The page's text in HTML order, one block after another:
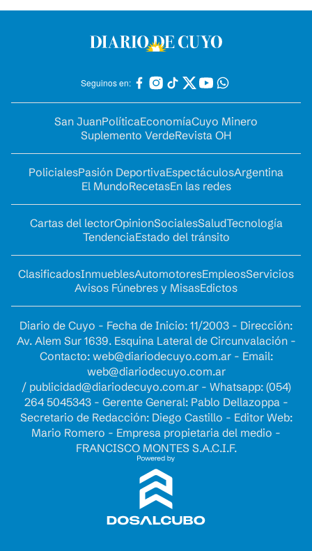
Seguinos en:
San JuanPolíticaEconomíaCuyo Minero
Suplemento VerdeRevista OH
PolicialesPasión DeportivaEspectáculosArgentina
El MundoRecetasEn las redes
Cartas del lectorOpinionSocialesSaludTecnología
TendenciaEstado del tránsito
ClasificadosInmueblesAutomotoresEmpleosServicios
Avisos Fúnebres y MisasEdictos
Diario de Cuyo - Fecha de Inicio: 11/2003 - Dirección:
Av. Alem Sur 1639. Esquina Lateral de Circunvalación -
Contacto: web@diariodecuyo.com.ar- Email:
web@diariodecuyo.com.ar
/ publicidad@diariodecuyo.com.ar- Whatsapp: (054)
264 5045343 - Gerente General: Pablo Dellazoppa -
Secretario de Redacción: Diego Castillo - Editor Web:
Mario Romero - Empresa propietaria del medio -
FRANCISCO MONTES S.A.C.I.F.